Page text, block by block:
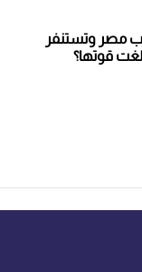
مصر وتستنفر
قوتها؟